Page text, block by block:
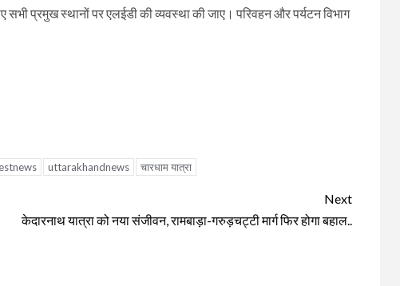
प्रमुख स्थानों पर एलईडी की व्यवस्था की जाए। परिवहन और पर्यटन विभाग
uttarakhandnews चारधाम यात्रा
Next
केदारनाथ यात्रा को नया संजीवन, रामबाड़ा-गरुड़चट्टी मार्ग फिर होगा बहाल..